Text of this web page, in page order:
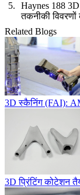
Haynes 188
तकनीकी
Related Blogs
3D स्कैनिंग (FAI):
3D प्रिंटिंग कोटेशन